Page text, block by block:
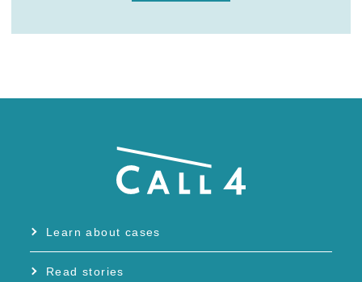
Learn about cases
Read stories